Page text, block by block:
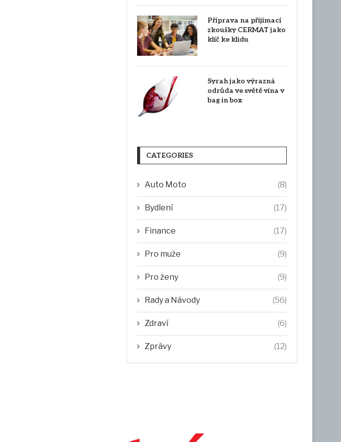
Příprava na přijímací
zkoušky CERMAT jako
klíč ke klidu
Syrah jako výrazná
odrůda ve světě vína v
bag in box
CATEGORIES
Auto Moto (8)
Bydlení (17)
Finance (17)
Pro muže (9)
Pro ženy (9)
Rady a Návody (56)
Zdraví (6)
Zprávy (12)